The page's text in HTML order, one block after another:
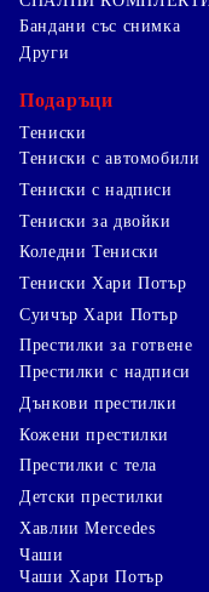
Бандани със снимка
Други
Подаръци
Тениски
Тениски с автомобили
Тениски с надписи
Тениски за двойки
Коледни Тениски
Тениски Хари Потър
Суичър Хари Потър
Престилки за готвене
Престилки с надписи
Дънкови престилки
Кожени престилки
Престилки с тела
Детски престилки
Хавлии Mercedes
Чаши
Чаши Хари Потър